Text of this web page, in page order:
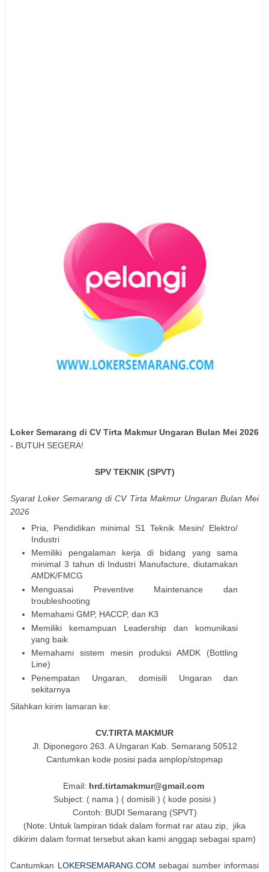
Loker Semarang di CV Tirta Makmur Ungaran Bulan Mei 2026
- BUTUH SEGERA!
SPV TEKNIK (SPVT)
Syarat Loker Semarang di CV Tirta Makmur Ungaran Bulan Mei
2026
Pria, Pendidikan minimal S1 Teknik Mesin/ Elektro/
Industri
Memiliki pengalaman kerja di bidang yang sama
minimal 3 tahun di Industri Manufacture, diutamakan
AMDK/FMCG
Menguasai Preventive Maintenance dan
troubleshooting
Memahami GMP, HACCP, dan K3
Memiliki kemampuan Leadership dan komunikasi
yang baik
Memahami sistem mesin produksi AMDK (Bottling
Line)
Penempatan Ungaran, domisili Ungaran dan
sekitarnya
Silahkan kirim lamaran ke:
CV.TIRTA MAKMUR
Jl. Diponegoro 263. A Ungaran Kab. Semarang 50512
Cantumkan kode posisi pada amplop/stopmap
Email: hrd.tirtamakmur@gmail.com
Subject: ( nama ) ( domisili ) ( kode posisi )
Contoh: BUDI Semarang (SPVT)
(Note: Untuk lampiran tidak dalam format rar atau zip, jika
dikirim dalam format tersebut akan kami anggap sebagai spam)
Cantumkan LOKERSEMARANG.COM sebagai sumber informasi